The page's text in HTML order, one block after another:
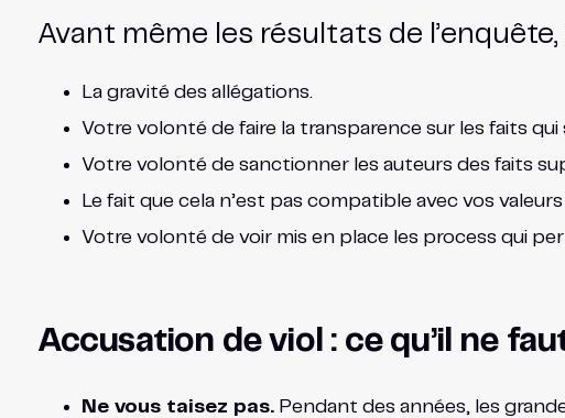
Avant même les résultats de
La gravité des allégations.
Votre volonté de faire la transparence sur les faits qui
Votre volonté de sanctionner les auteurs des faits
Le fait que cela n’est pas compatible avec vos
Votre volonté de voir mis en place les process qui
Accusation de viol : ce qu’il ne
Ne vous taisez pas.Pendant des années, les